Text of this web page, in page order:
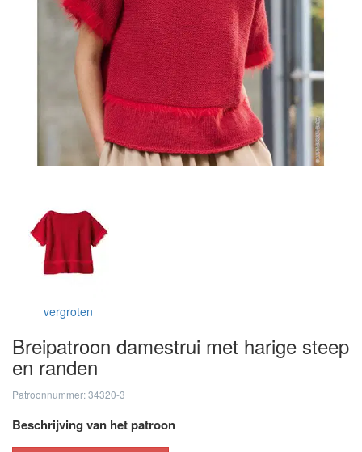
vergroten
Breipatroon damestrui met harige steep
en randen
Patroonnummer: 34320-3
Beschrijving van het patroon